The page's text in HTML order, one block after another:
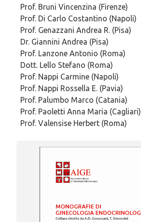
Prof. Bruni Vincenzina (Firenze)
Prof. Di Carlo Costantino (Napoli)
Prof. Genazzani Andrea R. (Pisa)
Dr. Giannini Andrea (Pisa)
Prof. Lanzone Antonio (Roma)
Dott. Lello Stefano (Roma)
Prof. Nappi Carmine (Napoli)
Prof. Nappi Rossella E. (Pavia)
Prof. Palumbo Marco (Catania)
Prof. Paoletti Anna Maria (Cagliari)
Prof. Valensise Herbert (Roma)